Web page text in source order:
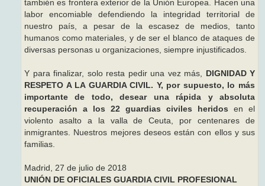
también es frontera exterior de la Unión Europea. Hacen una
labor encomiable defendiendo la integridad territorial de
nuestro país, a pesar de la escasez de medios, tanto
humanos como materiales, y de ser el blanco de ataques de
diversas personas u organizaciones, siempre injustificados.
Y para finalizar, solo resta pedir una vez más,
DIGNIDAD Y
RESPETO A LA GUARDIA CIVIL. Y, por supuesto, lo más
importante de todo, desear una rápida y absoluta
recuperación a los 22 guardias civiles heridos en el
violento asalto a la valla de Ceuta, por centenares de
inmigrantes. Nuestros mejores deseos están con ellos y sus
familias.
Madrid, 27 de julio de 2018
UNIÓN DE OFICIALES GUARDIA CIVIL PROFESIONAL